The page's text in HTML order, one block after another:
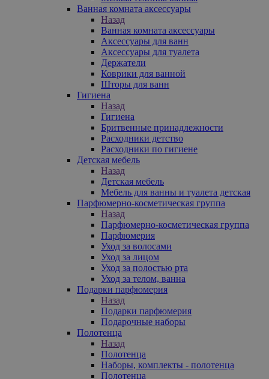
Ванная комната аксессуары
Назад
Ванная комната аксессуары
Аксессуары для ванн
Аксессуары для туалета
Держатели
Коврики для ванной
Шторы для ванн
Гигиена
Назад
Гигиена
Бритвенные принадлежности
Расходники детство
Расходники по гигиене
Детская мебель
Назад
Детская мебель
Мебель для ванны и туалета детская
Парфюмерно-косметическая группа
Назад
Парфюмерно-косметическая группа
Парфюмерия
Уход за волосами
Уход за лицом
Уход за полостью рта
Уход за телом, ванна
Подарки парфюмерия
Назад
Подарки парфюмерия
Подарочные наборы
Полотенца
Назад
Полотенца
Наборы, комплекты - полотенца
Полотенца